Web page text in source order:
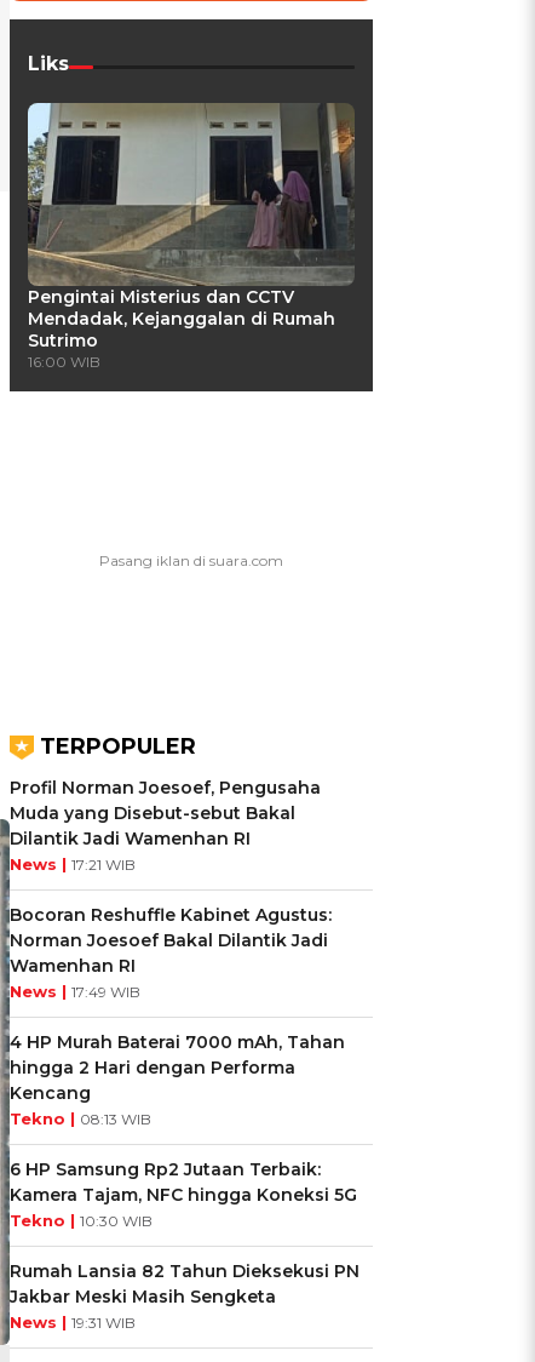
Liks
Pengintai Misterius dan CCTV
Mendadak, Kejanggalan di Rumah
Sutrimo
16:00 WIB
TERPOPULER
Profil Norman Joesoef, Pengusaha
Muda yang Disebut-sebut Bakal
Dilantik Jadi Wamenhan RI
News | 17:21 WIB
Bocoran Reshuffle Kabinet Agustus:
Norman Joesoef Bakal Dilantik Jadi
Wamenhan RI
News | 17:49 WIB
4 HP Murah Baterai 7000 mAh, Tahan
hingga 2 Hari dengan Performa
Kencang
Tekno | 08:13 WIB
6 HP Samsung Rp2 Jutaan Terbaik:
Kamera Tajam, NFC hingga Koneksi 5G
Tekno | 10:30 WIB
Rumah Lansia 82 Tahun Dieksekusi PN
Jakbar Meski Masih Sengketa
News | 19:31 WIB